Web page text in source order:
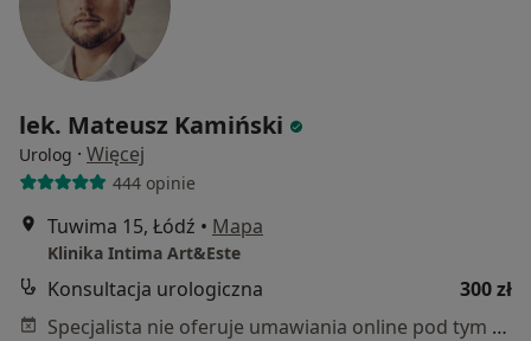
lek. Mateusz Kamiński
Urolog · Więcej
444 opinie
Tuwima 15, Łódź • Mapa
Klinika Intima Art&Este
Konsultacja urologiczna
300 zł
Specjalista nie oferuje umawiania online pod tym adresem.